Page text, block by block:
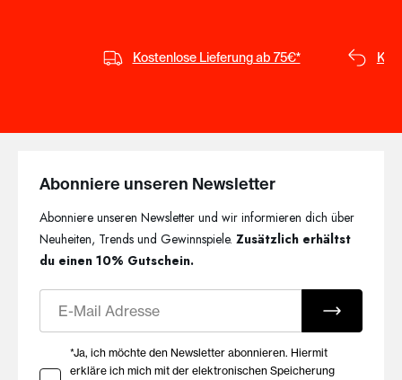
Kostenlose Lieferung ab 75€*
Abonniere unseren Newsletter
Abonniere unseren Newsletter und wir informieren dich über
Neuheiten, Trends und Gewinnspiele.Zusätzlich erhältst
du einen 10% Gutschein.
Ihre Zustimmung zu Marketing E-Mails
*Ja, ich möchte den Newsletter abonnieren. Hiermit
erkläre ich mich mit der elektronischen Speicherung